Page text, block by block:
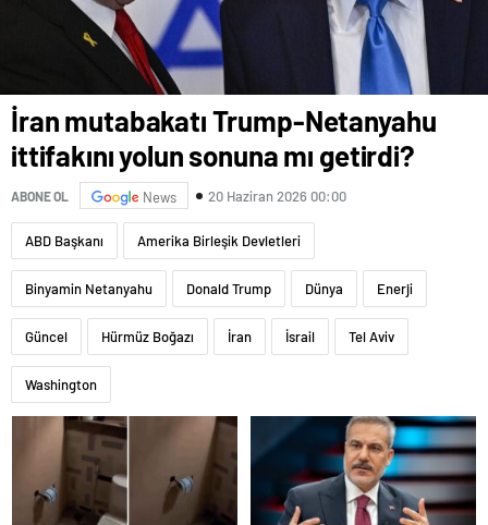
İran mutabakatı Trump-Netanyahu
ittifakını yolun sonuna mı getirdi?
ABONE OL News 20 Haziran 2026 00:00
ABD Başkanı Amerika Birleşik Devletleri
Binyamin Netanyahu Donald Trump Dünya Enerji
Güncel Hürmüz Boğazı İran İsrail Tel Aviv
Washington